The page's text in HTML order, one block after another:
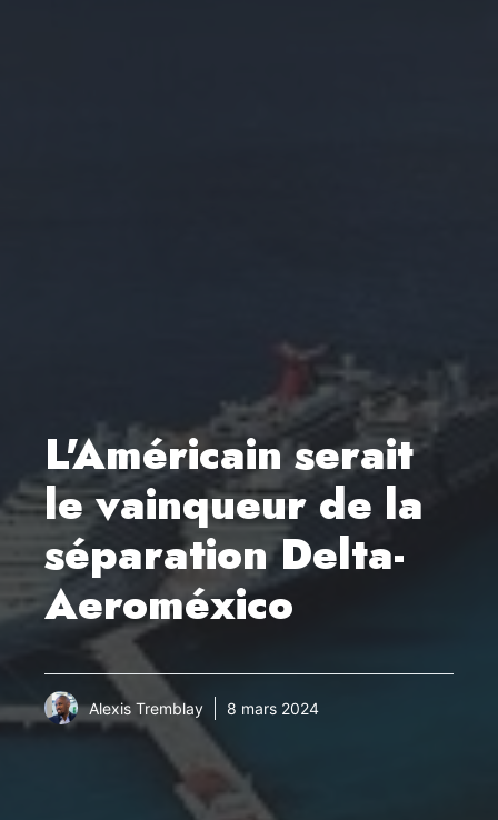
L'Américain serait
le vainqueur de la
séparation Delta-
Aeroméxico
Alexis Tremblay 8 mars 2024